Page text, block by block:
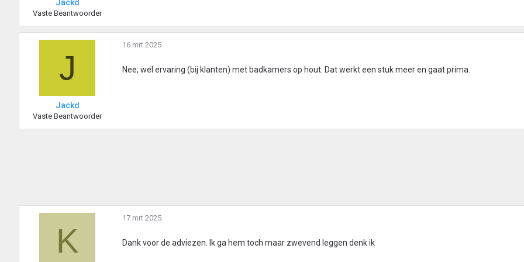
Jackd
Vaste Beantwoorder
J
Jackd
Vaste Beantwoorder
16 mrt 2025
Nee, wel ervaring (bij klanten) met badkamers op hout. Dat werkt een stuk meer en gaat prima.
K
17 mrt 2025
Dank voor de adviezen. Ik ga hem toch maar zwevend leggen denk ik